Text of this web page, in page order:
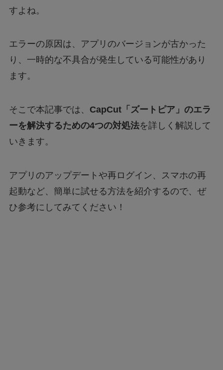
すよね。
エラーの原因は、アプリのバージョンが古かった
り、一時的な不具合が発生している可能性があり
ます。
そこで本記事では、 CapCut「ズートピア」のエラ
ーを解決するための4つの対処法を詳しく解説して
いきます。
アプリのアップデートや再ログイン、スマホの再
起動など、簡単に試せる方法を紹介するので、ぜ
ひ参考にしてみてください！